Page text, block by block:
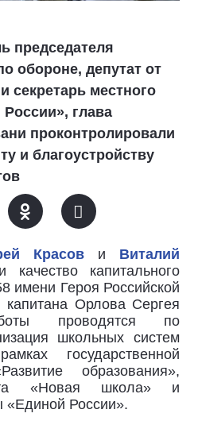
председателя
обороне, депутат от
секретарь местного
глава
проконтролировали
и благоустройству
Красов и Виталий
качество капитального
имени Героя Российской
Орлова Сергея
проводятся по
школьных систем
государственной
образования»,
«Новая школа» и
«Единой России».